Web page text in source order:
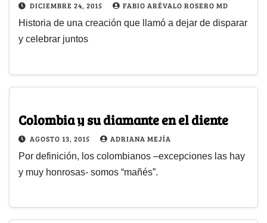
DICIEMBRE 24, 2015 FABIO ARÉVALO ROSERO MD
Historia de una creación que llamó a dejar de disparar
y celebrar juntos
Colombia y su diamante en el diente
AGOSTO 13, 2015 ADRIANA MEJÍA
Por definición, los colombianos –excepciones las hay
y muy honrosas- somos “mañés”.